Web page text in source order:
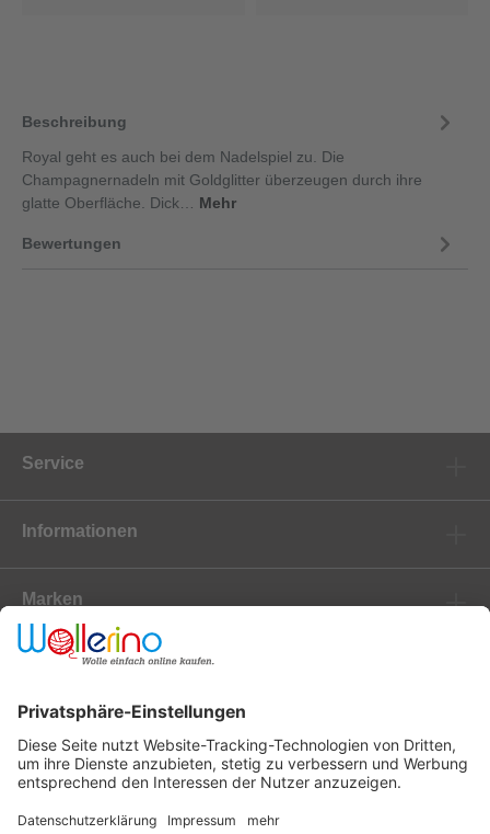
Beschreibung
Royal geht es auch bei dem Nadelspiel zu. Die
Champagnernadeln mit Goldglitter überzeugen durch ihre
glatte Oberfläche. Dick… Mehr
Bewertungen
Service
Informationen
Marken
Newsletter
Versanddienstleister